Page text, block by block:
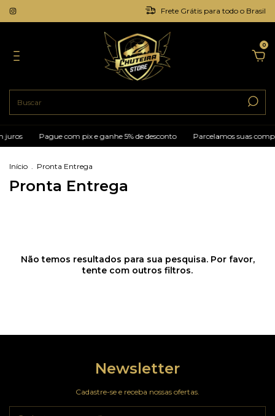
Frete Grátis para todo o Brasil
0
juros Pague com pix e ganhe 5% de desconto Parcelamos suas
Início Pronta Entrega
Pronta Entrega
Não temos resultados para sua pesquisa. Por favor,
tente com outros filtros.
Newsletter
Cadastre-se e receba nossas ofertas.